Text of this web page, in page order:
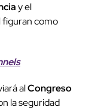
y el
figuran como
alCongreso
la seguridad